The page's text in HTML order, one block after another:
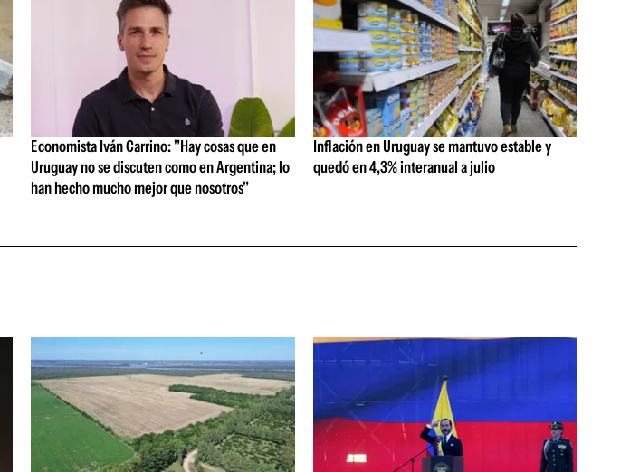
Economista Iván Carrino: "Hay cosas que en
Uruguay no se discuten como en Argentina; lo
han hecho mucho mejor que nosotros"
Inflación en Uruguay se mantuvo estable y
quedó en 4,3% interanual a julio